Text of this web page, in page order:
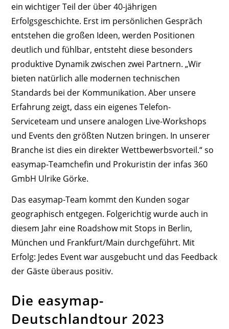
ein wichtiger Teil der über 40-jährigen
Erfolgsgeschichte. Erst im persönlichen Gespräch
entstehen die großen Ideen, werden Positionen
deutlich und fühlbar, entsteht diese besonders
produktive Dynamik zwischen zwei Partnern. „Wir
bieten natürlich alle modernen technischen
Standards bei der Kommunikation. Aber unsere
Erfahrung zeigt, dass ein eigenes Telefon-
Serviceteam und unsere analogen Live-Workshops
und Events den größten Nutzen bringen. In unserer
Branche ist dies ein direkter Wettbewerbsvorteil.“ so
easymap-Teamchefin und Prokuristin der infas 360
GmbH Ulrike Görke.
Das easymap-Team kommt den Kunden sogar
geographisch entgegen. Folgerichtig wurde auch in
diesem Jahr eine Roadshow mit Stops in Berlin,
München und Frankfurt/Main durchgeführt. Mit
Erfolg: Jedes Event war ausgebucht und das Feedback
der Gäste überaus positiv.
Die easymap-
Deutschlandtour 2023